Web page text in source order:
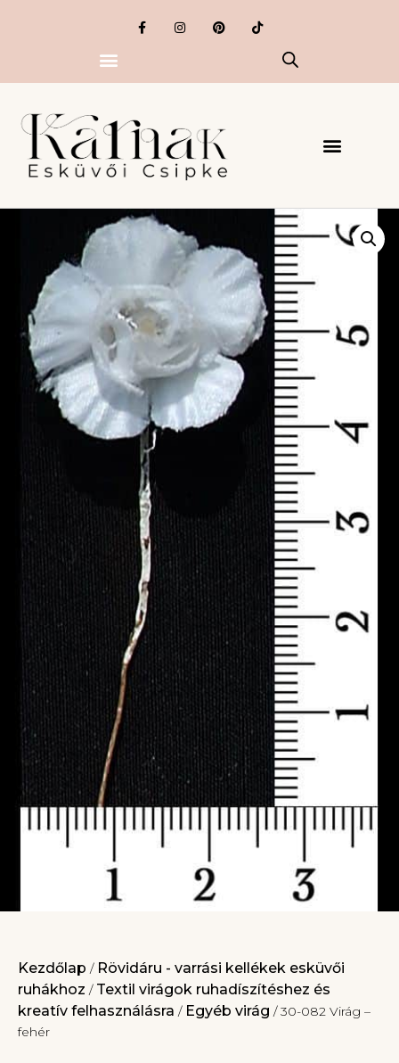
Kezdőlap / Rövidáru - varrási kellékek esküvői
ruhákhoz / Textil virágok ruhadíszítéshez és
kreatív felhasználásra / Egyéb virág / 30-082 Virág –
fehér